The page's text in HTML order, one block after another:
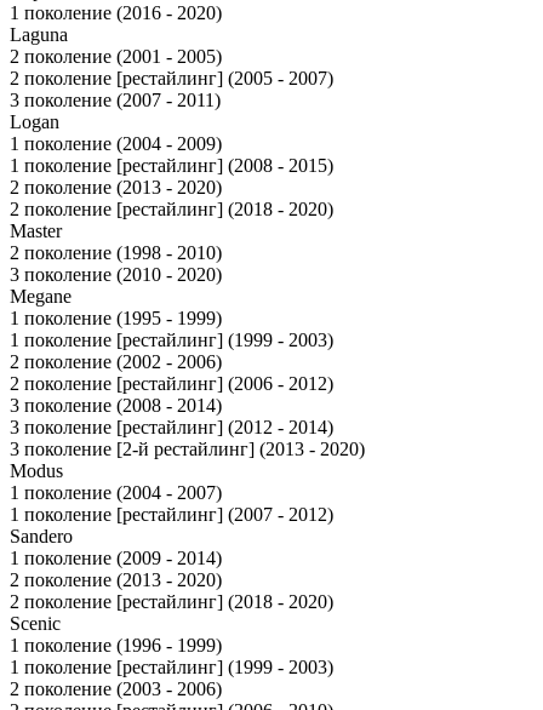
1 поколение (2016 - 2020)
Laguna
2 поколение (2001 - 2005)
2 поколение [рестайлинг] (2005 - 2007)
3 поколение (2007 - 2011)
Logan
1 поколение (2004 - 2009)
1 поколение [рестайлинг] (2008 - 2015)
2 поколение (2013 - 2020)
2 поколение [рестайлинг] (2018 - 2020)
Master
2 поколение (1998 - 2010)
3 поколение (2010 - 2020)
Megane
1 поколение (1995 - 1999)
1 поколение [рестайлинг] (1999 - 2003)
2 поколение (2002 - 2006)
2 поколение [рестайлинг] (2006 - 2012)
3 поколение (2008 - 2014)
3 поколение [рестайлинг] (2012 - 2014)
3 поколение [2-й рестайлинг] (2013 - 2020)
Modus
1 поколение (2004 - 2007)
1 поколение [рестайлинг] (2007 - 2012)
Sandero
1 поколение (2009 - 2014)
2 поколение (2013 - 2020)
2 поколение [рестайлинг] (2018 - 2020)
Scenic
1 поколение (1996 - 1999)
1 поколение [рестайлинг] (1999 - 2003)
2 поколение (2003 - 2006)